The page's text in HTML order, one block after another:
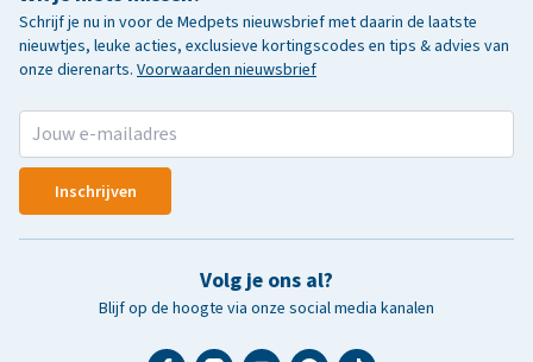
Schrijf je nu in voor de Medpets nieuwsbrief met daarin de laatste
nieuwtjes, leuke acties, exclusieve kortingscodes en tips & advies van
onze dierenarts. Voorwaarden nieuwsbrief
Inschrijven
Volg je ons al?
Blijf op de hoogte via onze social media kanalen